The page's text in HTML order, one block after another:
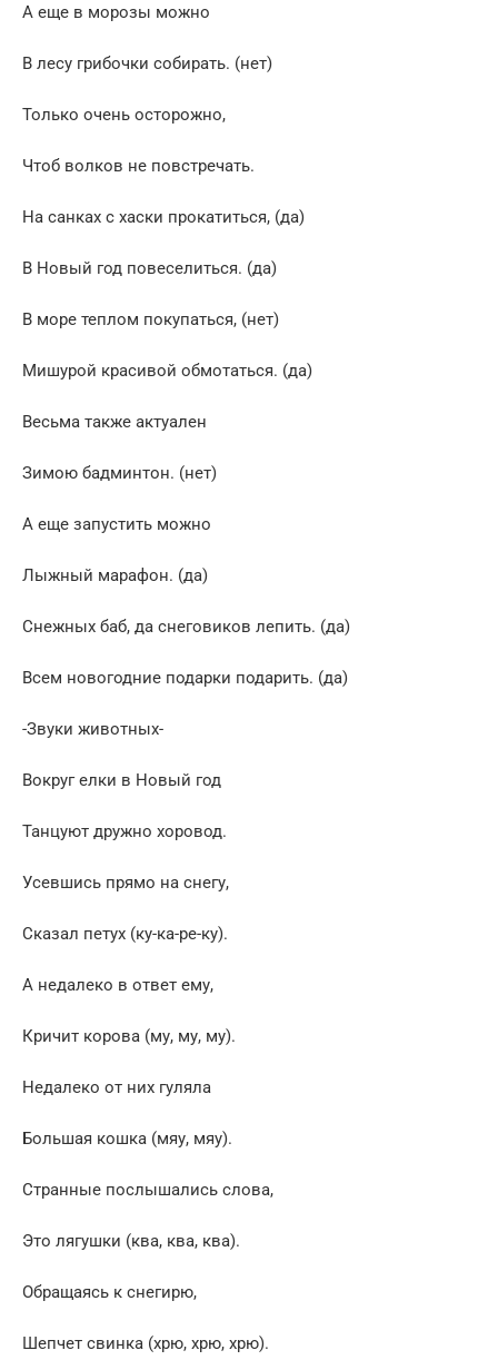
А еще в морозы можно
В лесу грибочки собирать. (нет)
Только очень осторожно,
Чтоб волков не повстречать.
На санках с хаски прокатиться, (да)
В Новый год повеселиться. (да)
В море теплом покупаться, (нет)
Мишурой красивой обмотаться. (да)
Весьма также актуален
Зимою бадминтон. (нет)
А еще запустить можно
Лыжный марафон. (да)
Снежных баб, да снеговиков лепить. (да)
Всем новогодние подарки подарить. (да)
-Звуки животных-
Вокруг елки в Новый год
Танцуют дружно хоровод.
Усевшись прямо на снегу,
Сказал петух (ку-ка-ре-ку).
А недалеко в ответ ему,
Кричит корова (му, му, му).
Недалеко от них гуляла
Большая кошка (мяу, мяу).
Странные послышались слова,
Это лягушки (ква, ква, ква).
Обращаясь к снегирю,
Шепчет свинка (хрю, хрю, хрю).